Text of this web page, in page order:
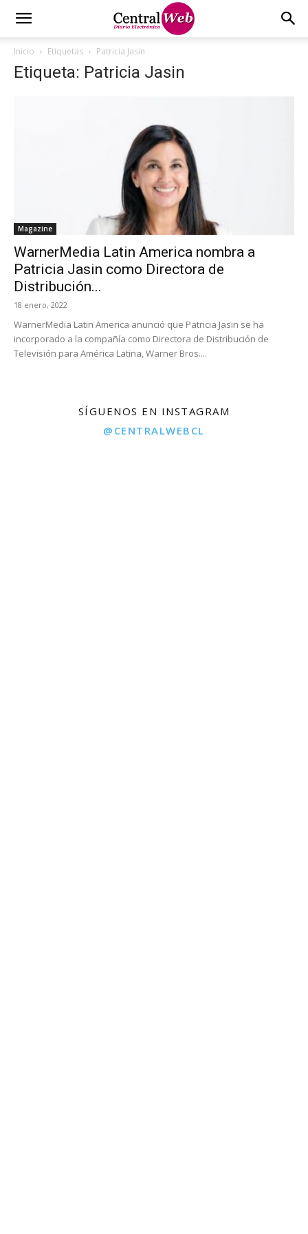
Inicio Etiquetas Patricia Jasin
Etiqueta: Patricia Jasin
Magazine
WarnerMedia Latin America nombra a
Patricia Jasin como Directora de
Distribución...
18 enero, 2022
WarnerMedia Latin America anunció que Patricia Jasin se ha
incorporado a la compañía como Directora de Distribución de
Televisión para América Latina, Warner Bros....
SÍGUENOS EN INSTAGRAM
@CENTRALWEBCL